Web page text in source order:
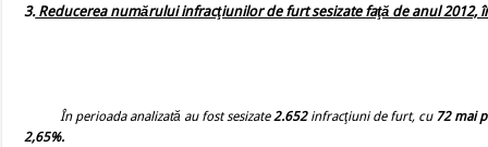
3.Reducerea numărului infracţiunilor de furt sesizate faţă de anul 2012,
În perioada analizată au fost sesizate2.652 infracţiuni de furt, cu 72 mai
2,65%.